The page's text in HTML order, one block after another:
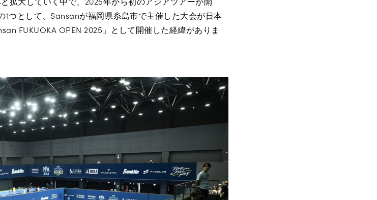
つとして、Sansanが福岡県糸島市で主催した大会が日本
FUKUOKA OPEN 2025」として開催した経緯がありま